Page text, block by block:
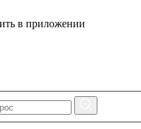
в приложении